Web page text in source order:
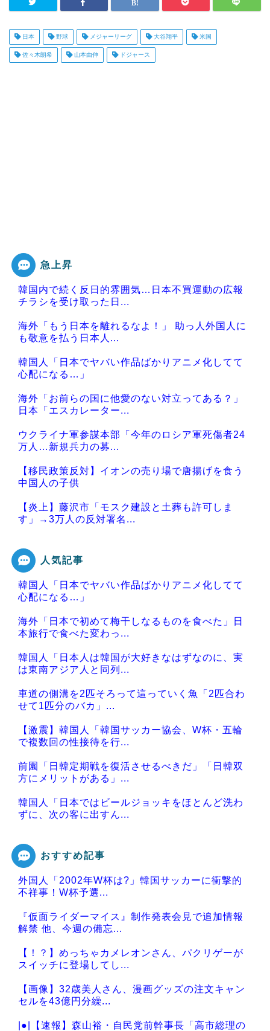
日本 野球 メジャーリーグ 大谷翔平 米国
佐々木朗希 山本由伸 ドジャース
急上昇
韓国内で続く反日的雰囲気…日本不買運動の広報
チラシを受け取った日...
海外「もう日本を離れるなよ！」 助っ人外国人に
も敬意を払う日本人...
韓国人「日本でヤバい作品ばかりアニメ化してて
心配になる…」
海外「お前らの国に他愛のない対立ってある？」
日本「エスカレーター...
ウクライナ軍参謀本部「今年のロシア軍死傷者24
万人…新規兵力の募...
【移民政策反対】イオンの売り場で唐揚げを食う
中国人の子供
【炎上】藤沢市「モスク建設と土葬も許可しま
す」→3万人の反対署名...
Powered by livedoor 相互RSS
人気記事
韓国人「日本でヤバい作品ばかりアニメ化してて
心配になる…」
海外「日本で初めて梅干しなるものを食べた」日
本旅行で食べた変わっ...
韓国人「日本人は韓国が大好きなはずなのに、実
は東南アジア人と同列...
車道の側溝を2匹そろって這っていく魚「2匹合わ
せて1匹分のバカ」...
【激震】韓国人「韓国サッカー協会、W杯・五輪
で複数回の性接待を行...
前園「日韓定期戦を復活させるべきだ」「日韓双
方にメリットがある」...
韓国人「日本ではビールジョッキをほとんど洗わ
ずに、次の客に出すん...
Powered by livedoor 相互RSS
おすすめ記事
外国人「2002年W杯は?」韓国サッカーに衝撃的
不祥事！W杯予選...
『仮面ライダーマイス』制作発表会見で追加情報
解禁 他、今週の備忘...
【！？】めっちゃカメレオンさん、パクリゲーが
スイッチに登場してし...
【画像】32歳美人さん、漫画グッズの注文キャン
セルを43億円分繰...
|●|【速報】森山裕・自民党前幹事長「高市総理の